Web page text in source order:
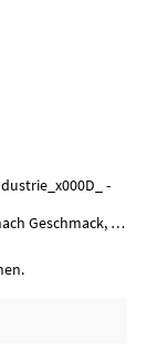
-
Geschmack, 1